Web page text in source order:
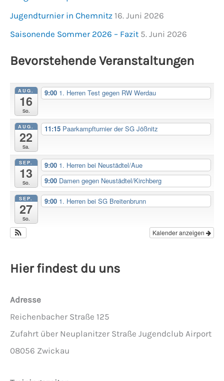
Jugendturnier in Chemnitz 16. Juni 2026
Saisonende Sommer 2026 – Fazit 5. Juni 2026
Bevorstehende Veranstaltungen
AUG.
16
So.
9:00 1. Herren Test gegen RW Werdau
AUG.
22
Sa.
11:15 Paarkampfturnier der SG Jößnitz
SEP.
13
So.
9:00 1. Herren bei Neustädtel/Aue
9:00 Damen gegen Neustädtel/Kirchberg
SEP.
27
So.
9:00 1. Herren bei SG Breitenbrunn
Kalender anzeigen
Hier findest du uns
Adresse
Reichenbacher Straße 125
Zufahrt über Neuplanitzer Straße Jugendclub Airport
08056 Zwickau